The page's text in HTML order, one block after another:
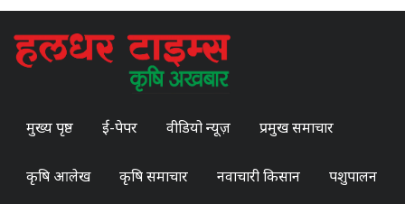
मुख्य पृष्ठ ई-पेपर वीडियो न्यूज़ प्रमुख समाचार
कृषि आलेख कृषि समाचार नवाचारी किसान पशुपालन